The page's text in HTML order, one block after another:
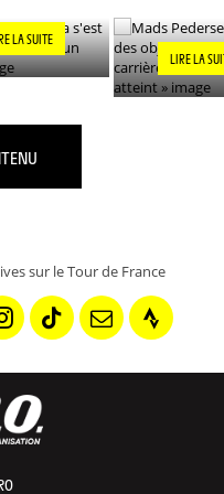
LA SUITE
LIRE LA
sur le Tour de France